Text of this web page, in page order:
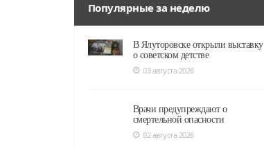
Популярные за неделю
В Ялуторовске открыли выставку
о советском детстве
03 августа 2026
Врачи предупреждают о
смертельной опасности
02 августа 2026